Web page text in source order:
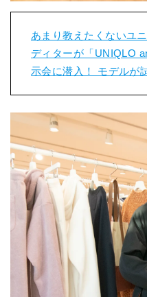
あまり教えたくないユ
ディターが「UNIQLO
示会に潜入！ モデルが